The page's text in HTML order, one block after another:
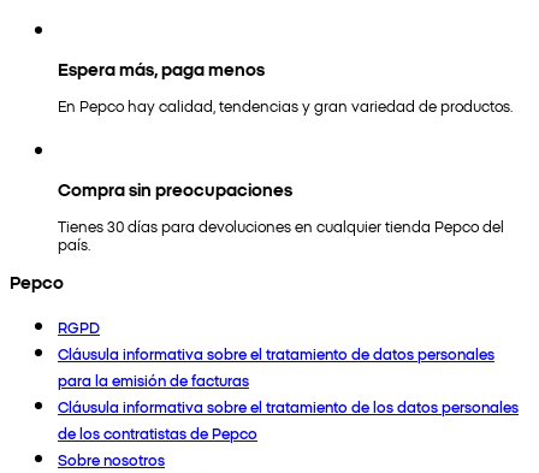
Espera más, paga menos
En Pepco hay calidad, tendencias y gran variedad de productos.
Compra sin preocupaciones
Tienes 30 días para devoluciones en cualquier tienda Pepco del
país.
Pepco
RGPD
Cláusula informativa sobre el tratamiento de datos personales
para la emisión de facturas
Cláusula informativa sobre el tratamiento de los datos personales
de los contratistas de Pepco
Sobre nosotros